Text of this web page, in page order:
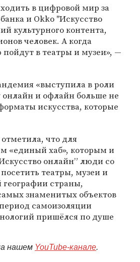
в цифровой мир за
и Okko "Искусство
культурного контента,
человек. А когда
в театры и музеи», —
«выступила в роли
онлайн и офлайн больше не
искусства, которые
что для
«единый хаб», которым и
онлайн” люди со
театры, музеи и
страны,
знаменитых объектов
самоизоляции
пришёлся по душе
нашем YouTube-канале.